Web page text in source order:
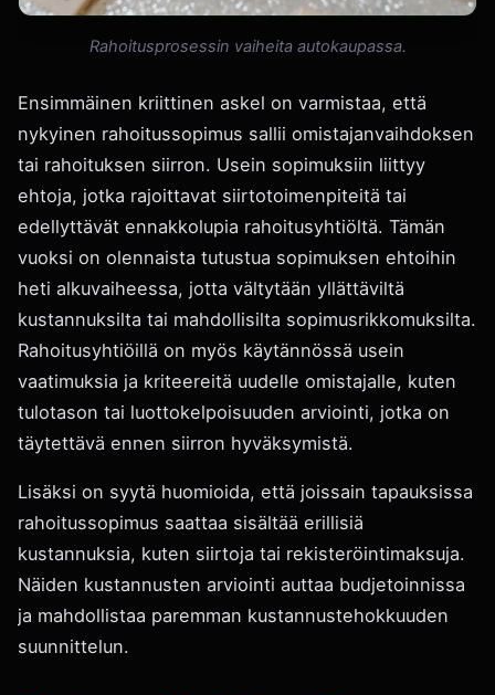
Rahoitusprosessin vaiheita autokaupassa.
Ensimmäinen kriittinen askel on varmistaa, että
nykyinen rahoitussopimus sallii omistajanvaihdoksen
tai rahoituksen siirron. Usein sopimuksiin liittyy
ehtoja, jotka rajoittavat siirtotoimenpiteitä tai
edellyttävät ennakkolupia rahoitusyhtiöltä. Tämän
vuoksi on olennaista tutustua sopimuksen ehtoihin
heti alkuvaiheessa, jotta vältytään yllättäviltä
kustannuksilta tai mahdollisilta sopimusrikkomuksilta.
Rahoitusyhtiöillä on myös käytännössä usein
vaatimuksia ja kriteereitä uudelle omistajalle, kuten
tulotason tai luottokelpoisuuden arviointi, jotka on
täytettävä ennen siirron hyväksymistä.
Lisäksi on syytä huomioida, että joissain tapauksissa
rahoitussopimus saattaa sisältää erillisiä
kustannuksia, kuten siirtoja tai rekisteröintimaksuja.
Näiden kustannusten arviointi auttaa budjetoinnissa
ja mahdollistaa paremman kustannustehokkuuden
suunnittelun.